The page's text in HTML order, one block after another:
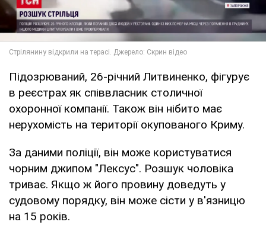
Підозрюваний, 26-річний Литвиненко, фігурує
в реєстрах як співвласник столичної
охоронної компанії. Також він нібито має
нерухомість на території окупованого Криму.
За даними поліції, він може користуватися
чорним джипом "Лексус". Розшук чоловіка
триває. Якщо ж його провину доведуть у
судовому порядку, він може сісти у в'язницю
на 15 років.